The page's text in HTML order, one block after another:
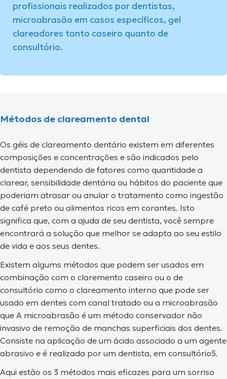
profissionais realizados por dentistas,
microabrasão em casos específicos, gel
clareadores tanto caseiro quanto de
consultório.
Métodos de clareamento dental
Os géis de clareamento dentário existem em diferentes
composições e concentrações e são indicados pelo
dentista dependendo de fatores como quantidade a
clarear, sensibilidade dentária ou hábitos do paciente que
poderiam atrasar ou anular o tratamento como ingestão
de café preto ou alimentos ricos em corantes. Isto
significa que, com a ajuda de seu dentista, você sempre
encontrará a solução que melhor se adapta ao seu estilo
de vida e aos seus dentes.
Existem algums métodos que podem ser usados em
combinação com o claremento caseiro ou o de
consultório como o clareamento interno que pode ser
usado em dentes com canal tratado ou a microabrasão
que A microabrasão é um método conservador não
invasivo de remoção de manchas superficiais dos dentes.
Consiste na aplicação de um ácido associado a um agente
abrasivo e é realizada por um dentista, em consultório5.
Aqui estão os 3 métodos mais eficazes para um sorriso